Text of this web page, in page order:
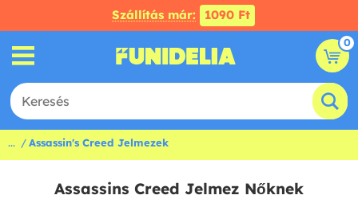
Szállítás már: 1090 Ft
0
... Assassin's Creed Jelmezek
Assassins Creed Jelmez Nőknek